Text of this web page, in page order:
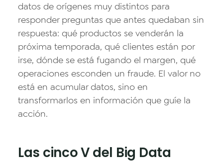
datos de orígenes muy distintos para
responder preguntas que antes quedaban sin
respuesta: qué productos se venderán la
próxima temporada, qué clientes están por
irse, dónde se está fugando el margen, qué
operaciones esconden un fraude. El valor no
está en acumular datos, sino en
transformarlos en información que guíe la
acción.
Las cinco V del Big Data